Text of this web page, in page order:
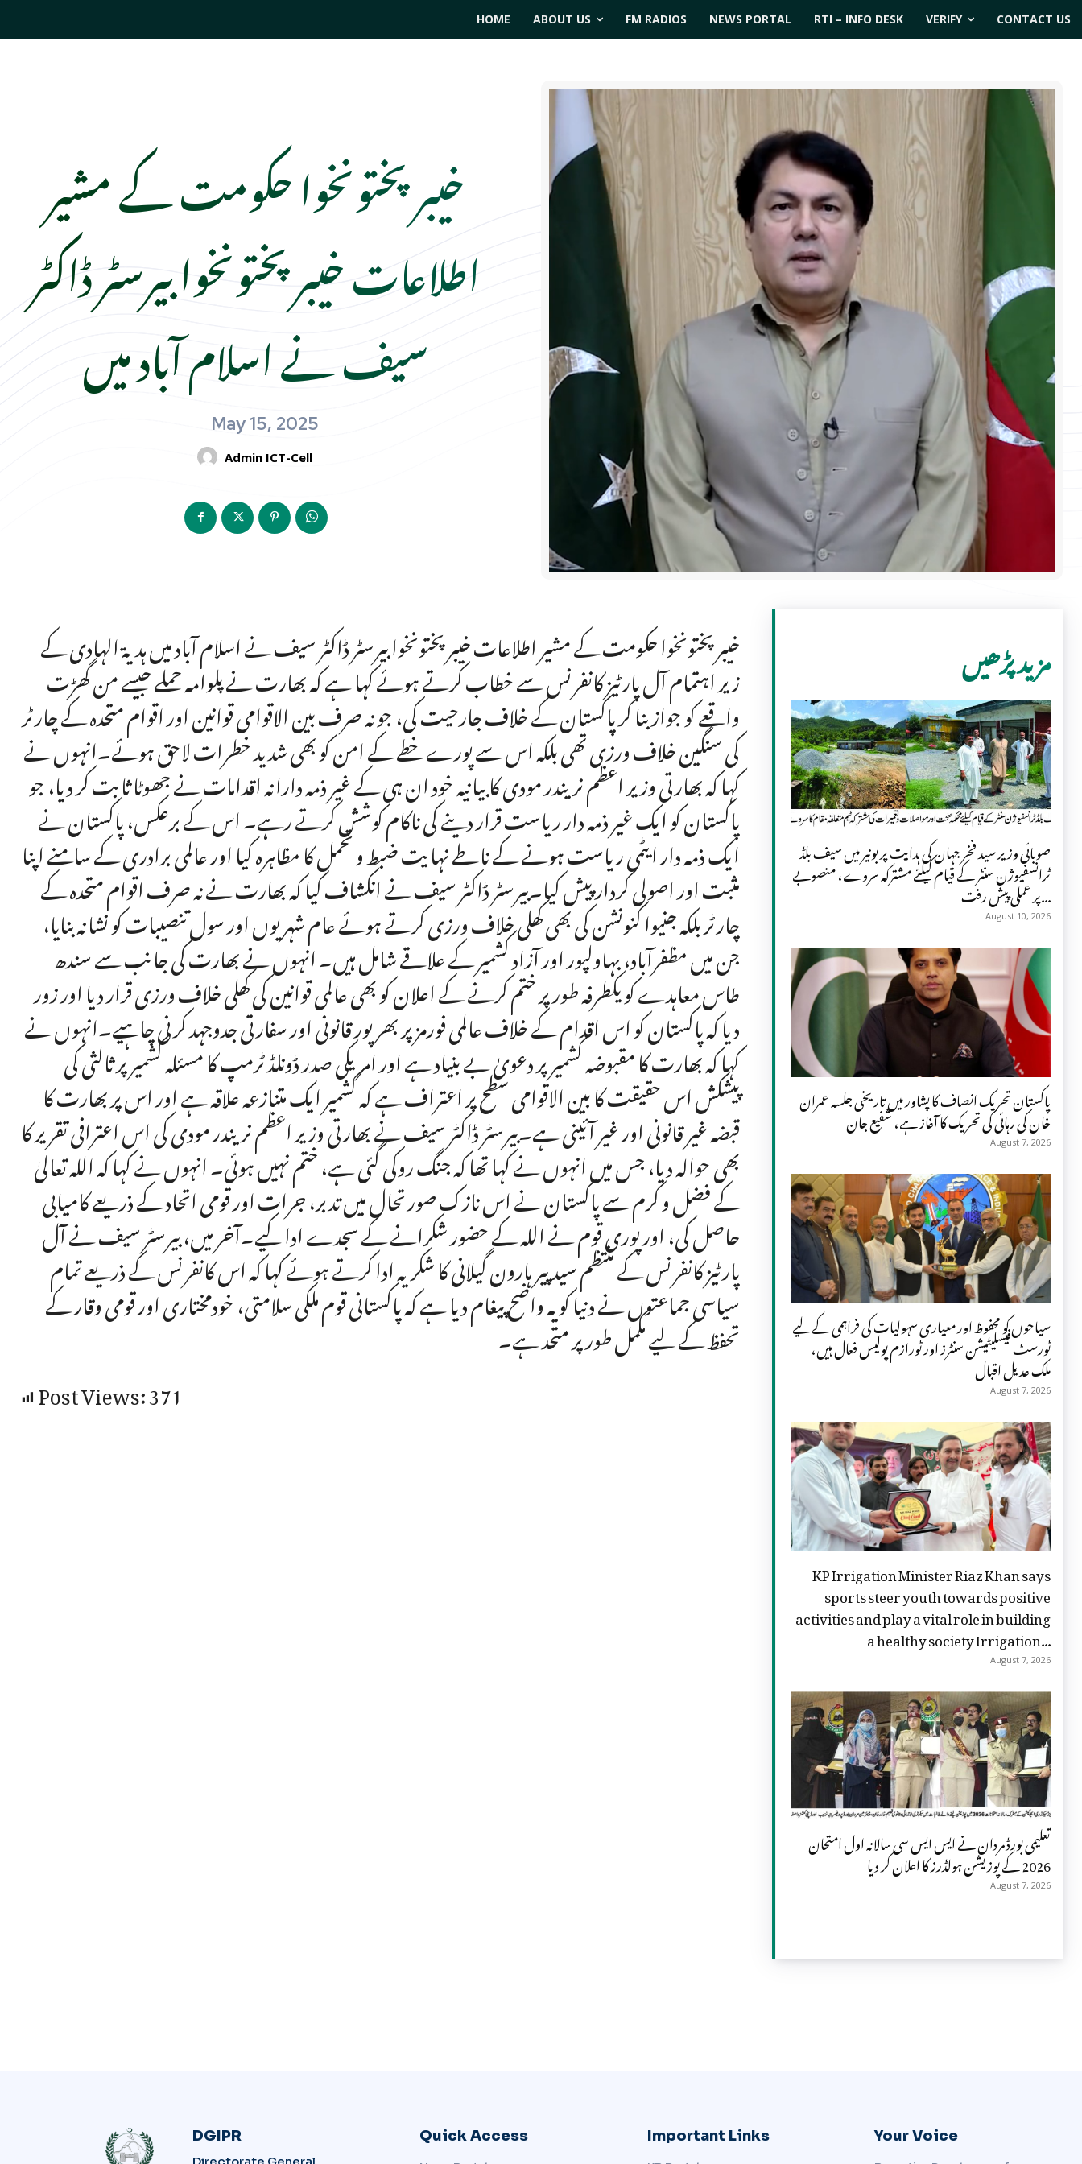
HOME ABOUT US FM RADIOS NEWS PORTAL RTI – INFO DESK VERIFY CONTACT US
خیبر پختونخوا حکومت کے مشیر
اطلاعات خیبر پختونخوا بیرسٹر ڈاکٹر
سیف نے اسلام آباد میں
May 15, 2025
Admin ICT-Cell
خیبر پختونخوا حکومت کے مشیر اطلاعات خیبر پختونخوا بیرسٹر ڈاکٹر سیف نے اسلام آباد میں ہدیۃ الہادی کے
زیر اہتمام آل پارٹیز کانفرنس سے خطاب کرتے ہوئے کہا ہے کہ بھارت نے پلوامہ حملے جیسے من گھڑت
واقعے کو جواز بنا کر پاکستان کے خلاف جارحیت کی، جو نہ صرف بین الاقوامی قوانین اور اقوام متحدہ کے چارٹر
کی سنگین خلاف ورزی تھی بلکہ اس سے پورے خطے کے امن کو بھی شدید خطرات لاحق ہوئے۔انہوں نے
کہا کہ بھارتی وزیر اعظم نریندر مودی کا بیانیہ خود ان ہی کے غیر ذمہ دارانہ اقدامات نے جھوٹا ثابت کر دیا، جو
پاکستان کو ایک غیر ذمہ دار ریاست قرار دینے کی ناکام کوشش کرتے رہے۔ اس کے برعکس، پاکستان نے
ایک ذمہ دار ایٹمی ریاست ہونے کے ناطے نہایت ضبط و تحمل کا مظاہرہ کیا اور عالمی برادری کے سامنے اپنا
مثبت اور اصولی کردار پیش کیا۔بیرسٹر ڈاکٹر سیف نے انکشاف کیا کہ بھارت نے نہ صرف اقوام متحدہ کے
چارٹر بلکہ جنیوا کنونشن کی بھی کھلی خلاف ورزی کرتے ہوئے عام شہریوں اور سول تنصیبات کو نشانہ بنایا،
جن میں مظفرآباد، بہاولپور اور آزاد کشمیر کے علاقے شامل ہیں۔ انہوں نے بھارت کی جانب سے سندھ
طاس معاہدے کو یکطرفہ طور پر ختم کرنے کے اعلان کو بھی عالمی قوانین کی کھلی خلاف ورزی قرار دیا اور زور
دیا کہ پاکستان کو اس اقدام کے خلاف عالمی فورمز پر بھرپور قانونی اور سفارتی جدوجہد کرنی چاہیے۔انہوں نے
کہا کہ بھارت کا مقبوضہ کشمیر پر دعویٰ بے بنیاد ہے اور امریکی صدر ڈونلڈ ٹرمپ کا مسئلہ کشمیر پر ثالثی کی
پیشکش اس حقیقت کا بین الاقوامی سطح پر اعتراف ہے کہ کشمیر ایک متنازعہ علاقہ ہے اور اس پر بھارت کا
قبضہ غیر قانونی اور غیر آئینی ہے۔بیرسٹر ڈاکٹر سیف نے بھارتی وزیر اعظم نریندر مودی کی اس اعترافی تقریر کا
بھی حوالہ دیا، جس میں انہوں نے کہا تھا کہ جنگ روکی گئی ہے، ختم نہیں ہوئی۔ انہوں نے کہا کہ اللہ تعالیٰ
کے فضل و کرم سے پاکستان نے اس نازک صورتحال میں تدبر، جرات اور قومی اتحاد کے ذریعے کامیابی
حاصل کی، اور پوری قوم نے اللہ کے حضور شکرانے کے سجدے ادا کیے۔آخر میں، بیرسٹر سیف نے آل
پارٹیز کانفرنس کے منتظم سید پیر ہارون گیلانی کا شکریہ ادا کرتے ہوئے کہا کہ اس کانفرنس کے ذریعے تمام
سیاسی جماعتوں نے دنیا کو یہ واضح پیغام دیا ہے کہ پاکستانی قوم ملکی سلامتی، خودمختاری اور قومی وقار کے
تحفظ کے لیے مکمل طور پر متحد ہے۔
Post Views:371
مزید پڑھیں
صوبائی وزیر سید فخر جہان کی ہدایت پر بونیر میں سیف بلڈ
ٹرانسفیوژن سنٹر کے قیام کیلئے مشترکہ سروے، منصوبے
پر عملی پیش رفت...
August 10, 2026
پاکستان تحریک انصاف کا پشاور میں تاریخی جلسہ عمران
خان کی رہائی کی تحریک کا آغاز ہے، شفیع جان
August 7, 2026
سیاحوں کو محفوظ اور معیاری سہولیات کی فراہمی کے لیے
ٹورسٹ فیسلیٹیشن سنٹرز اور ٹورازم پولیس فعال ہیں،
ملک عدیل اقبال
August 7, 2026
KP Irrigation Minister Riaz Khan says
sports steer youth towards positive
activities and play a vital role in building
a healthy society Irrigation...
August 7, 2026
تعلیمی بورڈ مردان نے ایس ایس سی سالانہ اول امتحان
2026 کے پوزیشن ہولڈرز کا اعلان کر دیا
August 7, 2026
DGIPR Quick Access Important Links Your Voice